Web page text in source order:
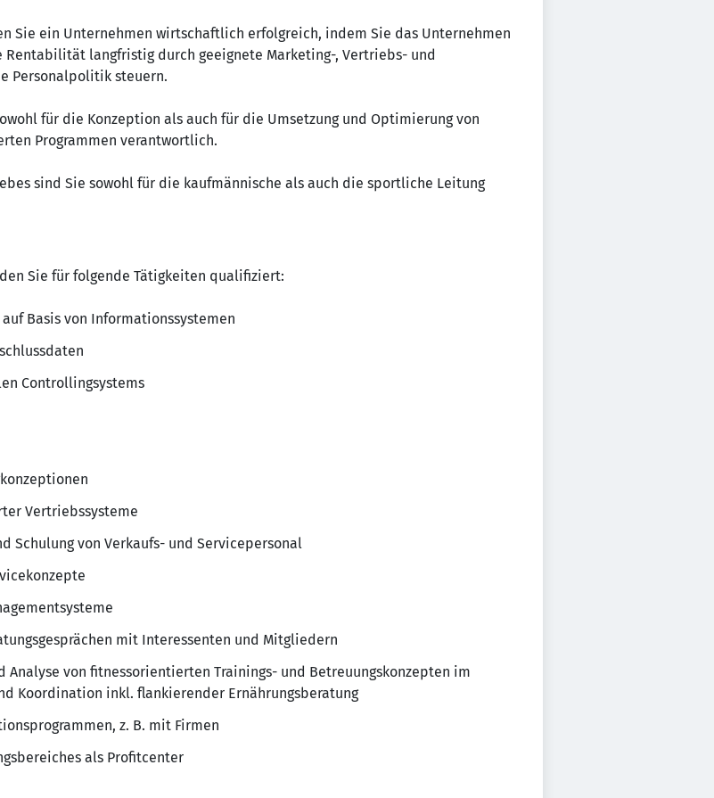
Sie ein Unternehmen wirtschaftlich erfolgreich, indem Sie das Unternehmen
langfristig durch geeignete Marketing-, Vertriebs- und
Personalpolitik steuern.
für die Konzeption als auch für die Umsetzung und Optimierung von
Programmen verantwortlich.
sind Sie sowohl für die kaufmännische als auch die sportliche Leitung
Sie für folgende Tätigkeiten qualifiziert:
Basis von Informationssystemen
Controllingsystems
Vertriebssysteme
Schulung von Verkaufs- und Servicepersonal
mit Interessenten und Mitgliedern
Analyse von fitnessorientierten Trainings- und Betreuungskonzepten im
Koordination inkl. flankierender Ernährungsberatung
z. B. mit Firmen
als Profitcenter